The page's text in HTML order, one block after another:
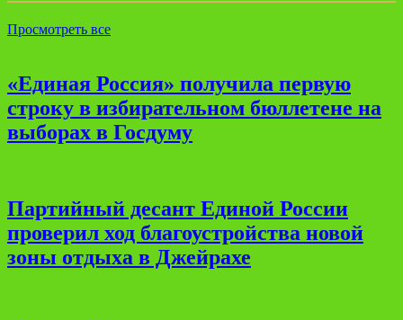
Просмотреть все
«Единая Россия» получила первую
строку в избирательном бюллетене на
выборах в Госдуму
Партийный десант Единой России
проверил ход благоустройства новой
зоны отдыха в Джейрахе